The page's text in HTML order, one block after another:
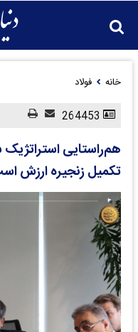
خانه فولاد
هم‌راستایی
تکمیل زنجیره ارزش